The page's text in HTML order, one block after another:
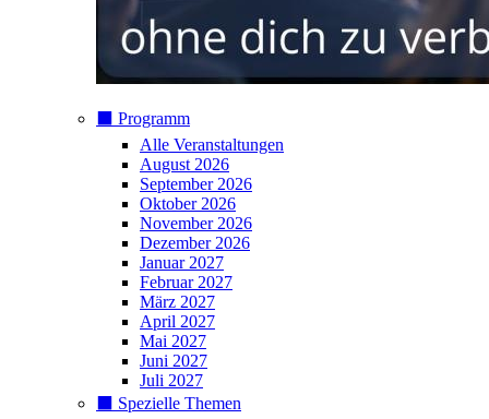
⬛️ Programm
Alle Veranstaltungen
August 2026
September 2026
Oktober 2026
November 2026
Dezember 2026
Januar 2027
Februar 2027
März 2027
April 2027
Mai 2027
Juni 2027
Juli 2027
⬛️ Spezielle Themen